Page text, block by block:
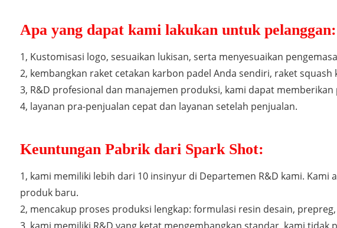
Apa yang dapat kami lakukan untuk pelanggan:
1, Kustomisasi logo, sesuaikan lukisan, serta menyesuaikan
2, kembangkan raket cetakan karbon padel Anda sendiri, raket
3, R&D profesional dan manajemen produksi, kami dapat
4, layanan pra-penjualan cepat dan layanan setelah penjualan.
Keuntungan Pabrik dari Spark Shot:
1, kami memiliki lebih dari 10 insinyur di Departemen R&D kami.
produk baru.
2, mencakup proses produksi lengkap: formulasi resin desain,